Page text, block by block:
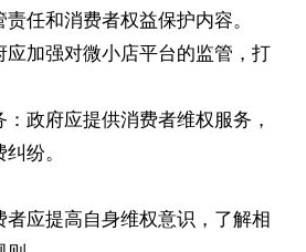
任和消费者权益保护内容。
应加强对微小店平台的监管，打
政府应提供消费者维权服务，
纷。
者应提高自身维权意识，了解相